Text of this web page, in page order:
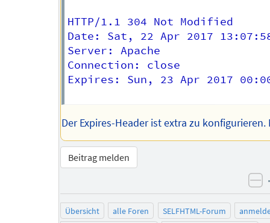
HTTP/1.1 304 Not Modified
Date: Sat, 22 Apr 2017 13:07:58
Server: Apache
Connection: close
Expires: Sun, 23 Apr 2017
Der Expires-Header ist extra zu konfigurieren.
Beitrag melden
Übersicht alle Foren SELFHTML-Forum